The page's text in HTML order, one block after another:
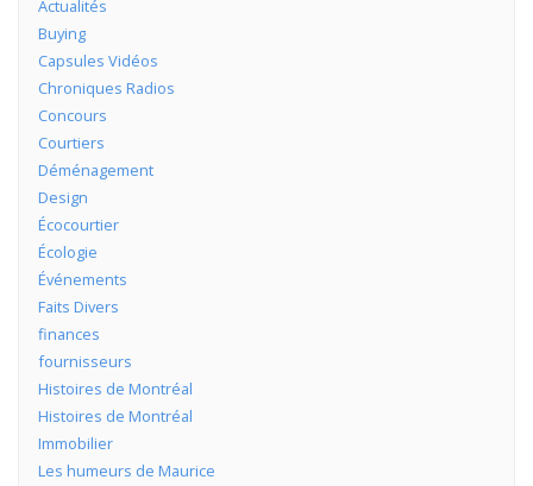
Actualités
Buying
Capsules Vidéos
Chroniques Radios
Concours
Courtiers
Déménagement
Design
Écocourtier
Écologie
Événements
Faits Divers
finances
fournisseurs
Histoires de Montréal
Histoires de Montréal
Immobilier
Les humeurs de Maurice